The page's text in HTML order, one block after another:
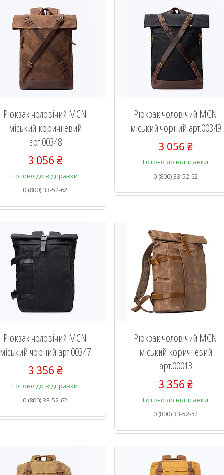
Рюкзак чоловічий MCN
міський коричневий
арт.00348
3 056 ₴
Готово до відправки
0 (800) 33-52-62
Рюкзак чоловічий MCN
міський чорний арт.00349
3 056 ₴
Готово до відправки
0 (800) 33-52-62
Рюкзак чоловічий MCN
міський чорний арт.00347
3 356 ₴
Готово до відправки
0 (800) 33-52-62
Рюкзак чоловічий MCN
міський коричневий
арт.00013
3 356 ₴
Готово до відправки
0 (800) 33-52-62